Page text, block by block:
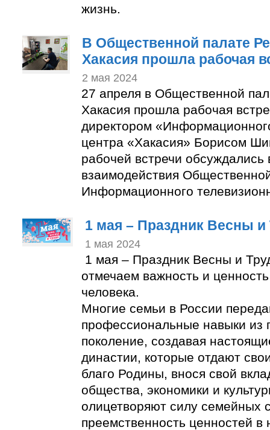
жизнь.
В Общественной палате
Хакасия прошла рабочая
2 мая 2024
27 апреля в Общественной
Хакасия прошла рабочая
директором
центра «Хакасия» Борисом
рабочей встречи обсуждались
взаимодействия
Информационного
1 мая – Праздник Весны и
1 мая 2024
1 мая – Праздник Весны и
отмечаем важность и
человека.
Многие семьи в России
профессиональные навыки из
поколение, создавая
династии, которые отдают
благо Родины, внося свой
общества, экономики и
олицетворяют силу семейных
преемственность ценностей